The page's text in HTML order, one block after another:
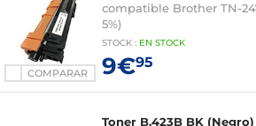
COMPARAR
compatible Brother TN-
5%)
STOCK : EN STOCK
9€95
Toner B.423B BK (Negro)